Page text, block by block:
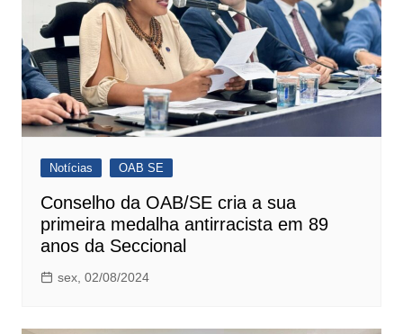
Notícias OAB SE
Conselho da OAB/SE cria a sua
primeira medalha antirracista em 89
anos da Seccional
sex, 02/08/2024